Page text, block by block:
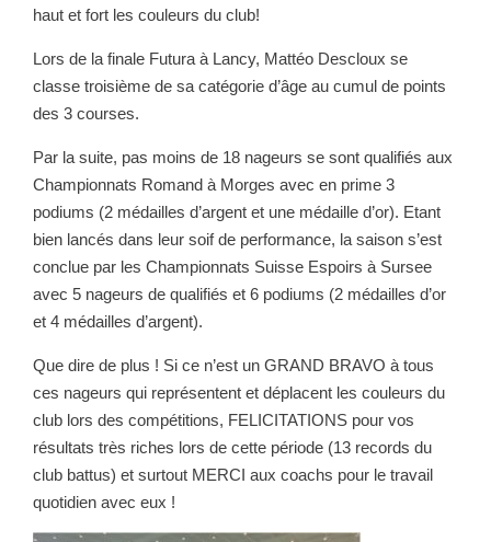
haut et fort les couleurs du club!
Lors de la finale Futura à Lancy, Mattéo Descloux se
classe troisième de sa catégorie d’âge au cumul de points
des 3 courses.
Par la suite, pas moins de 18 nageurs se sont qualifiés aux
Championnats Romand à Morges avec en prime 3
podiums (2 médailles d’argent et une médaille d’or). Etant
bien lancés dans leur soif de performance, la saison s’est
conclue par les Championnats Suisse Espoirs à Sursee
avec 5 nageurs de qualifiés et 6 podiums (2 médailles d’or
et 4 médailles d’argent).
Que dire de plus ! Si ce n’est un GRAND BRAVO à tous
ces nageurs qui représentent et déplacent les couleurs du
club lors des compétitions, FELICITATIONS pour vos
résultats très riches lors de cette période (13 records du
club battus) et surtout MERCI aux coachs pour le travail
quotidien avec eux !